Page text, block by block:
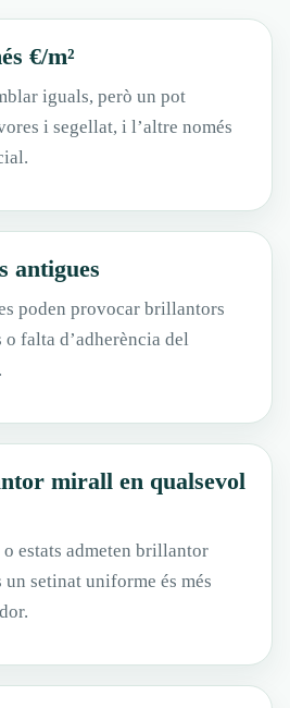
€/m²
iguals, però un pot
i segellat, i l’altre només
antigues
poden provocar brillantors
falta d’adherència del
mirall en qualsevol
estats admeten brillantor
un setinat uniforme és més